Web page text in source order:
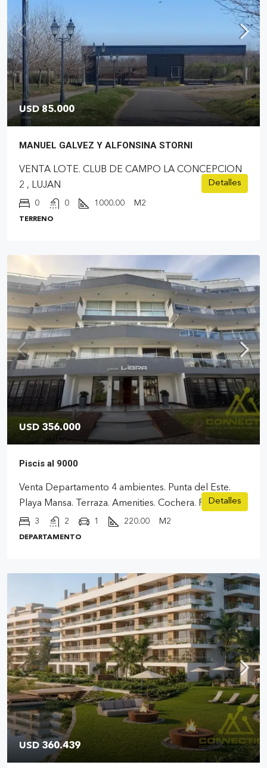
USD 85.000
MANUEL GALVEZ Y ALFONSINA STORNI
VENTA LOTE. CLUB DE CAMPO LA CONCEPCION
2 , LUJAN
0 0 1000.00 M2
TERRENO
Detalles
USD 356.000
Piscis al 9000
Venta Departamento 4 ambientes. Punta del Este.
Playa Mansa. Terraza. Amenities. Cochera. Financiac
3 2 1 220.00 M2
DEPARTAMENTO
Detalles
USD 360.439